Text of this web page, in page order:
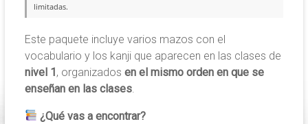
limitadas.
Este paquete incluye varios mazos con el
vocabulario y los kanji que aparecen en las clases de
nivel 1, organizados en el mismo orden en que se
enseñan en las clases.
¿Qué vas a encontrar?